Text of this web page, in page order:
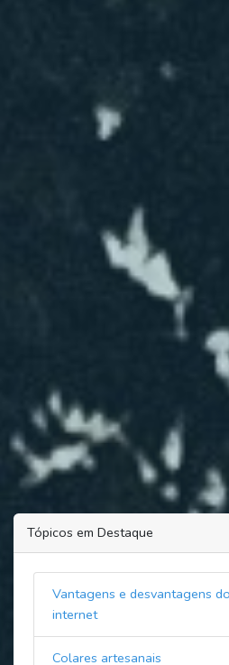
Tópicos em Destaque
Vantagens e desvantagens
internet
Colares artesanais